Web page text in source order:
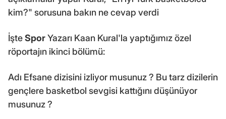
kim?" sorusuna bakın ne cevap verdi
İşteSporYazarı Kaan Kural'la yaptığımız özel
röportajın ikinci bölümü:
Adı Efsane dizisini izliyor musunuz ? Bu tarz dizilerin
gençlere basketbol sevgisi kattığını düşünüyor
musunuz ?